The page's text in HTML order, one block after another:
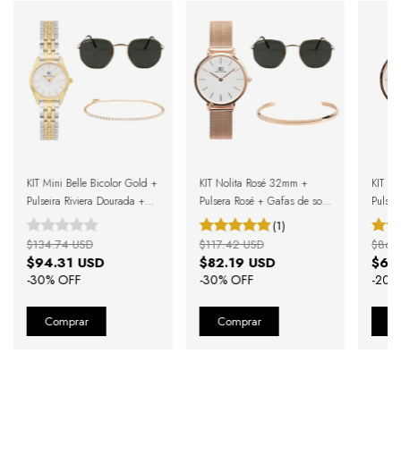
KIT Mini Belle Bicolor Gold +
Pulseira Riviera Dourada +
Óculos de Sol Morris Black
Gold + Caixa de Presente
$94.31 USD
-30% OFF
$134.74 USD
KIT Nolita Rosé 32mm +
Pulsera Rosé + Gafas de sol
Harbor Green Gold + Caja
Regalo
(1)
$82.19 USD
-30% OFF
$117.42 USD
KIT
-20